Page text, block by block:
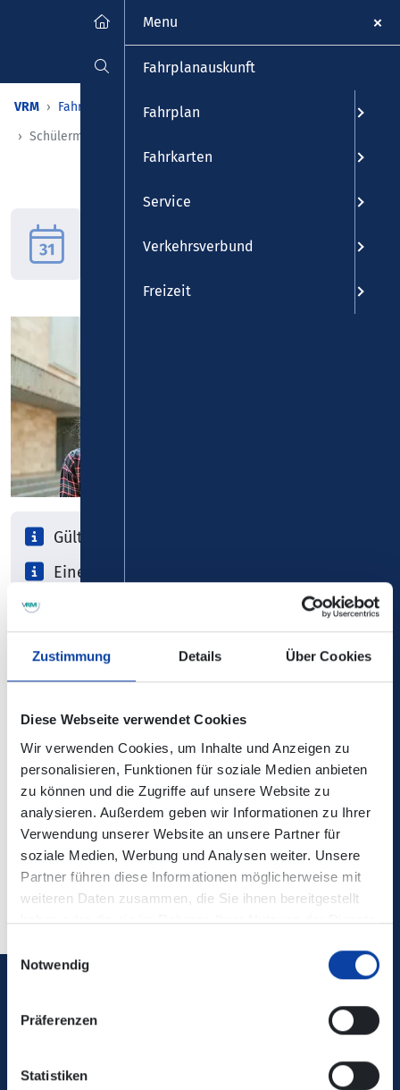
Zustimmung Details Über Cookies
Diese Webseite verwendet Cookies
Wir verwenden Cookies, um Inhalte und Anzeigen zu
personalisieren, Funktionen für soziale Medien anbieten
zu können und die Zugriffe auf unsere Website zu
analysieren. Außerdem geben wir Informationen zu Ihrer
Verwendung unserer Website an unsere Partner für
soziale Medien, Werbung und Analysen weiter. Unsere
Partner führen diese Informationen möglicherweise mit
weiteren Daten zusammen, die Sie ihnen bereitgestellt
haben oder die sie im Rahmen Ihrer Nutzung der Dienste
Notwendig
Präferenzen
Statistiken
VRM Fahrkarten Tickets
Schüler-Tickets
Schülermonatskarte
Schülermonatskarte
Die Schülermonatskarte ins
Gültig nur mit der Schülerkundenkarte
Einen Monat fahren
Die Schülermonatskarte hat auch Bestnoten in Sachen
dieses Ticket so oft und so lange nutzen, wie es Dir passt –
auch in der Freizeit. Denn Dein Ticket ist ebenso bunt an
Schülerkundenkarte
PDF, 561 KB
Menu
Fahrplanauskunft
Fahrplan
Fahrkarten
Service
Verkehrsverbund
Freizeit